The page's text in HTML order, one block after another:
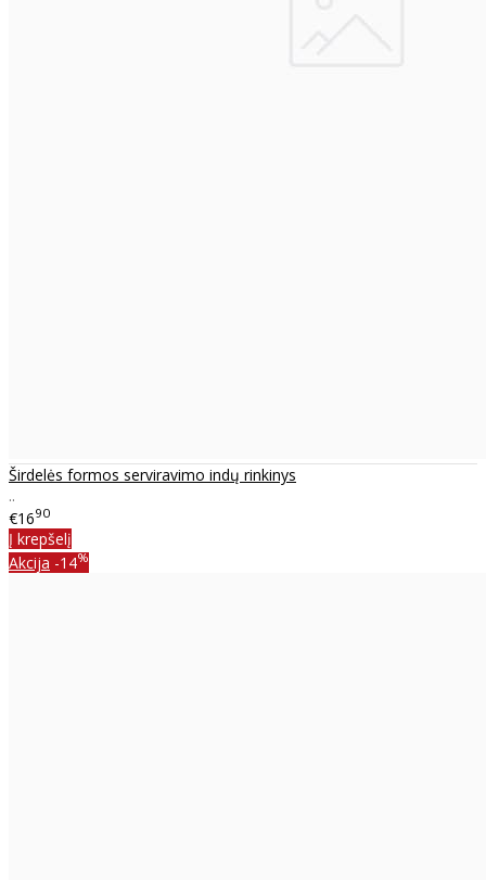
Širdelės formos serviravimo indų rinkinys
..
€1690
Į krepšelį
Akcija -14%